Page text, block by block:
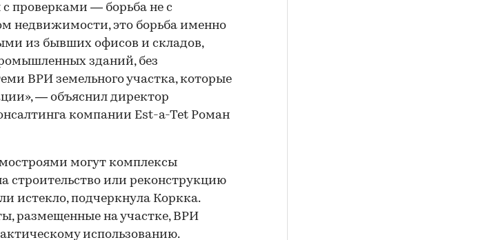
проверками — борьба не с
недвижимости, это борьба именно
из бывших офисов и складов,
зданий, без
ВРИ земельного участка, которые
— объяснил директор
компании Est-a-Tet Роман
могут комплексы
строительство или реконструкцию
истекло, подчеркнула Коркка.
размещенные на участке, ВРИ
использованию.